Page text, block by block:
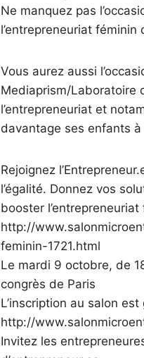
Ne manquez pas
l’entrepreneuriat
Vous aurez aussi
Mediaprism/Laboratoire
l’entrepreneuriat et
davantage ses enfants à
Rejoignez
l’égalité. Donnez vos
booster l’entrepreneuriat
http://
feminin-1721.html
Le mardi 9 octobre, de
congrès de Paris
L’inscription au salon
http://
Invitez les